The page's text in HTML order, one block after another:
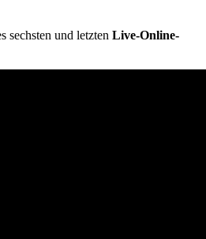
sechsten und letzten Live-Online-